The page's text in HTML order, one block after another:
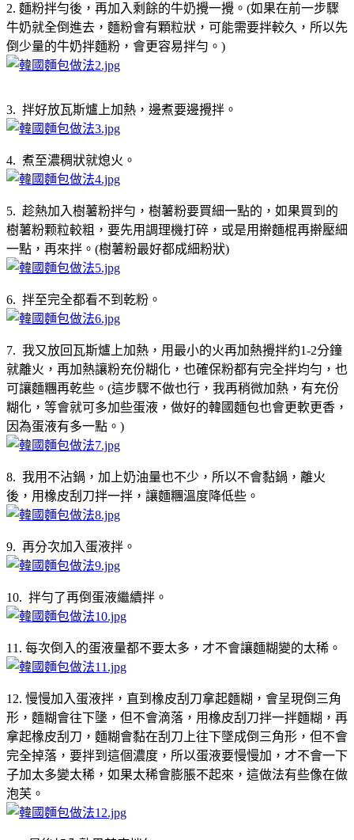
2. 麵粉拌勻後，再加入剩餘的牛奶攪一攪。(如果在前一步驟
牛奶就全倒進去，麵粉會有顆粒狀，可能需要拌較久，所以先
倒少量的牛奶拌麵粉，會更容易拌勻。)
3. 拌好放瓦斯爐上加熱，邊煮要邊攪拌。
4. 煮至濃稠狀就熄火。
5. 趁熱加入樹薯粉拌勻，樹薯粉要買細一點的，如果買到的
樹薯粉颗粒較粗，要先用調理機打碎，或是用擀麵棍再擀壓細
一點，再來拌。(樹薯粉最好都成細粉狀)
6. 拌至完全都看不到乾粉。
7. 我又放回瓦斯爐上加熱，用最小的火再加熱攪拌約1-2分鐘
就離火，再加熱讓粉充份糊化，也確保粉都有完全拌均勻，也
可讓麵糰再乾些。(這步驟不做也行，我再稍微加熱，有充份
糊化，等會就可多加些蛋液，做好的韓國麵包也會更軟更香，
因為蛋液有多一點。)
8. 我用不沾鍋，加上奶油量也不少，所以不會黏鍋，離火
後，用橡皮刮刀拌一拌，讓麵糰溫度降低些。
9. 再分次加入蛋液拌。
10. 拌勻了再倒蛋液繼續拌。
11. 每次倒入的蛋液量都不要太多，才不會讓麵糊變的太稀。
12. 慢慢加入蛋液拌，直到橡皮刮刀拿起麵糊，會呈現倒三角
形，麵糊會往下墬，但不會滴落，用橡皮刮刀拌一拌麵糊，再
拿起橡皮刮刀，麵糊會黏在刮刀上往下墜成倒三角形，但不會
完全掉落，要拌到這個濃度，所以蛋液要慢慢加，才不會一下
子加太多變太稀，如果太稀會膨脹不起來，這做法有些像在做
泡芙。